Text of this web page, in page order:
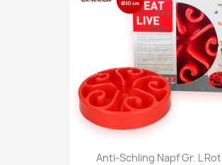
Anti-Schling Napf Gr. L Rot